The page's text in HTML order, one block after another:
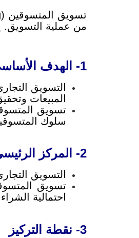
من عملية التسويق.
1- الهدف الأساسي
التسويق
المبيعات
تسويق
سلوك
2- المركز الرئيسي
التسويق
تسويق
احتمالية
3- نقطة التركيز